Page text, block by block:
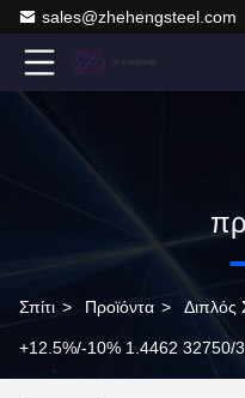
sales@zhehengsteel.com
Σπίτι > Προϊόντα > Διπλός
+12.5%/-10% 1.4462 32750/